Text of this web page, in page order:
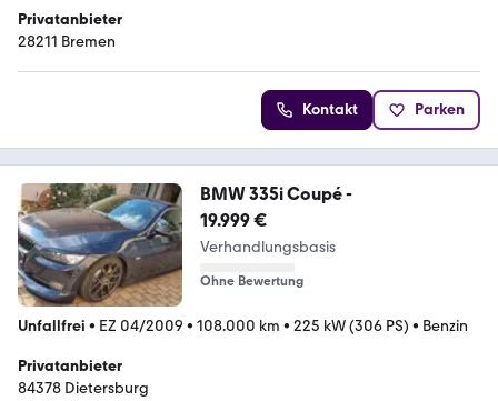
Privatanbieter
28211 Bremen
Kontakt Parken
BMW 335i Coupé -
19.999 €
Verhandlungsbasis
Ohne Bewertung
Unfallfrei • EZ 04/2009 • 108.000 km • 225 kW (306 PS) • Benzin
Privatanbieter
84378 Dietersburg